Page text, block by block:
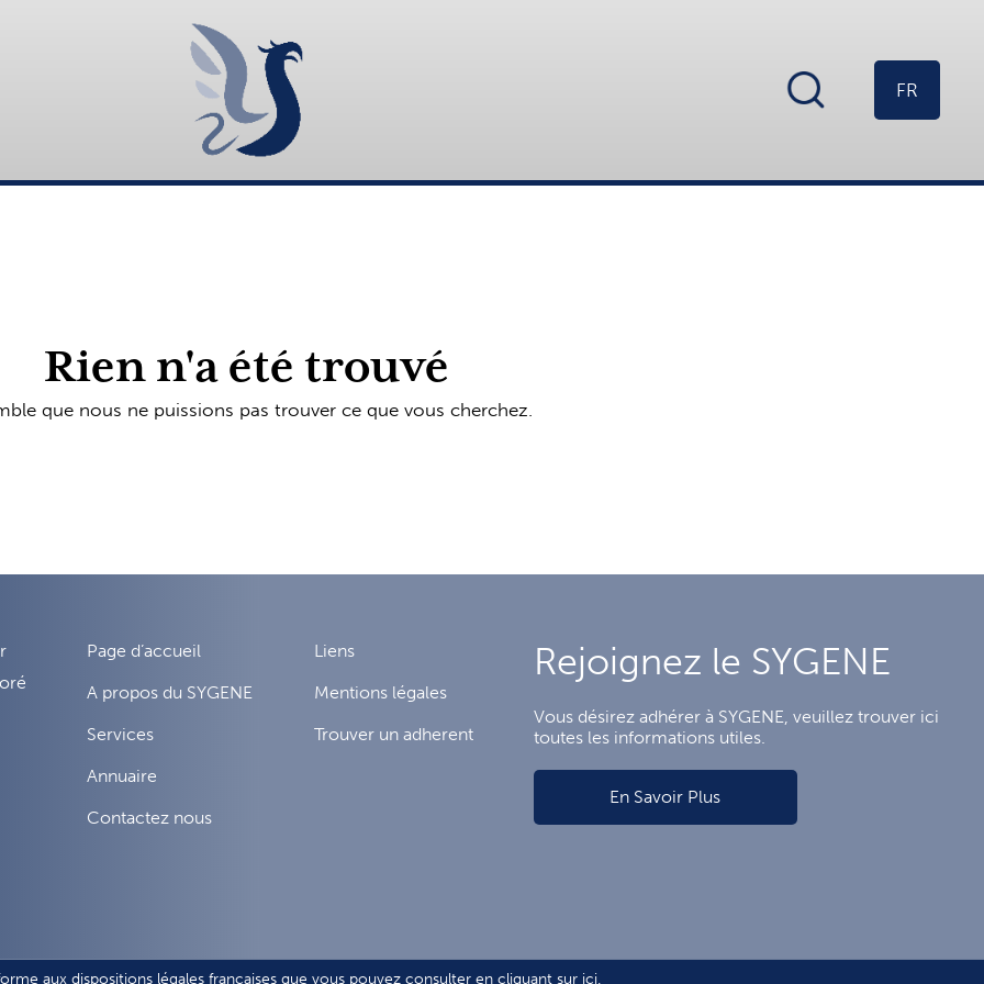
FR
Rien n'a été trouvé
que nous ne puissions pas trouver ce que vous cherchez.
Page d’accueil
A propos du SYGENE
Services
Annuaire
Contactez nous
Liens
Mentions légales
Trouver un adherent
Rejoignez le SYGENE
Vous désirez adhérer à SYGENE, veuillez trouver ici
toutes les informations utiles.
En Savoir Plus
aux dispositions légales françaises que vous pouvez consulter en cliquant sur ici.